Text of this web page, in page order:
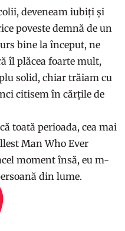
deveneam iubiți și
poveste demnă de un
bine la început, ne
îl plăcea foarte mult,
solid, chiar trăiam cu
citisem în cărțile de
toată perioada, cea mai
Man Who Ever
moment însă, eu m-
din lume.